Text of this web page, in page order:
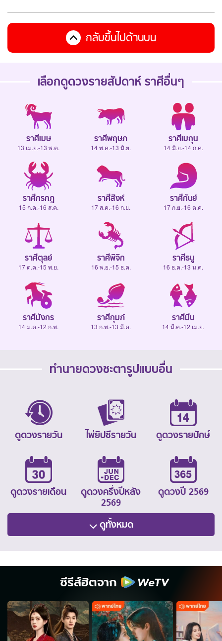
กลับขึ้นไปด้านบน
เลือกดูดวงรายสัปดาห์ ราศีอื่นๆ
ราศีเมษ
13 เม.ย.-13 พ.ค.
ราศีพฤษภ
14 พ.ค.-13 มิ.ย.
ราศีเมถุน
14 มิ.ย.-14 ก.ค.
ราศีกรกฎ
15 ก.ค.-16 ส.ค.
ราศีสิงห์
17 ส.ค.-16 ก.ย.
ราศีกันย์
17 ก.ย.-16 ต.ค.
ราศีตุลย์
17 ต.ค.-15 พ.ย.
ราศีพิจิก
16 พ.ย.-15 ธ.ค.
ราศีธนู
16 ธ.ค.-13 ม.ค.
ราศีมังกร
14 ม.ค.-12 ก.พ.
ราศีกุมภ์
13 ก.พ.-13 มี.ค.
ราศีมีน
14 มี.ค.-12 เม.ย.
ทำนายดวงชะตารูปแบบอื่น
ดูดวงรายวัน ไพ่ยิปซีรายวัน ดูดวงรายปักษ์
ดูดวงรายเดือน
ดูดวงครึ่งปีหลัง
2569
ดูดวงปี 2569
ดูทั้งหมด
ซีรีส์ฮิตจาก